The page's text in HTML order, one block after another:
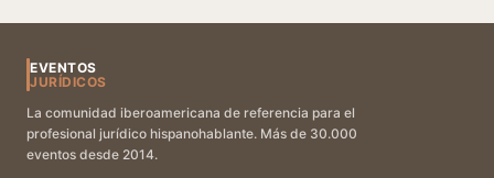
EVENTOS
JURÍDICOS
La comunidad iberoamericana de referencia para el
profesional jurídico hispanohablante. Más de 30.000
eventos desde 2014.